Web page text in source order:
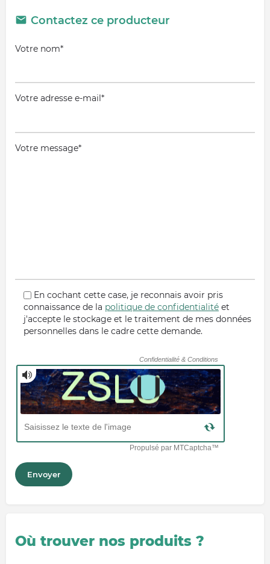
Contactez ce producteur
Votre nom*
Votre adresse e-mail*
Votre message*
En cochant cette case, je reconnais avoir pris
connaissance de la politique de confidentialité et
j'accepte le stockage et le traitement de mes données
personnelles dans le cadre cette demande.
Où trouver nos produits ?